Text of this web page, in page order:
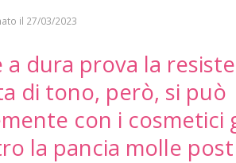
il 27/03/2023
dura prova la
di tono, però, si può
con i cosmetici
la pancia molle